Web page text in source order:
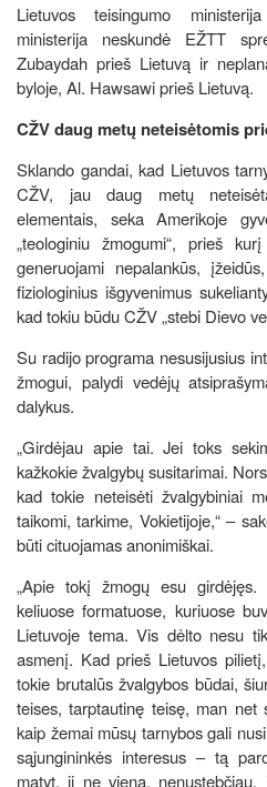
Lietuvos teisingumo
ministerija neskundė EŽTT
Zubaydah prieš Lietuvą ir
byloje, Al. Hawsawi prieš Lietuvą.
CŽV daug metų neteisėtomis
Sklando gandai, kad Lietuvos
CŽV, jau daug metų
elementais, seka Amerikoje
„teologiniu žmogumi“, prieš
generuojami nepalankūs,
fiziologinius išgyvenimus
kad tokiu būdu CŽV „stebi Dievo
Su radijo programa nesusijusius
žmogui, palydi vedėjų
dalykus.
„Girdėjau apie tai. Jei toks
kažkokie žvalgybų susitarimai.
kad tokie neteisėti žvalgybiniai
taikomi, tarkime, Vokietijoje,“ –
būti cituojamas anonimiškai.
„Apie tokį žmogų esu girdėjęs.
keliuose formatuose, kuriuose
Lietuvoje tema. Vis dėlto nesu
asmenį. Kad prieš Lietuvos
tokie brutalūs žvalgybos būdai,
teises, tarptautinę teisę, man net
kaip žemai mūsų tarnybos gali
sąjungininkės interesus – tą
matyt, ji ne viena,